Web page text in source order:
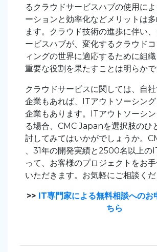
るクラウドサービスハブの使用に
ーションと効率化などメリットは多
ます。クラウド技術の進歩に伴い
ービスハブが、変化するクラウド
ィングの世界に適応するために組
重要な役割を果たすことは明らかで
クラウドサービスに関しては、自
企業もあれば、ITアウトソーシン
企業もあります。ITアウトソーシ
る場合、CMC Japanを選択肢のひ
討してみてはいかがでしょうか。
、31年の開発実績と2500名以上の
って、お客様のプロジェクトをお
いただきます。お気軽にご相談くだ
>> IT専門家による無料相談へのお
ちら